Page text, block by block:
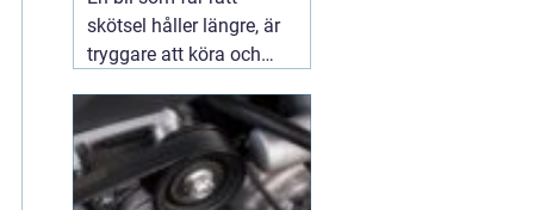
skötsel håller längre, är
tryggare att köra och
värde. I norra Sverige,
med kalla vintrar, vägsalt
och långa avstånd, blir
bra service extra viktig.